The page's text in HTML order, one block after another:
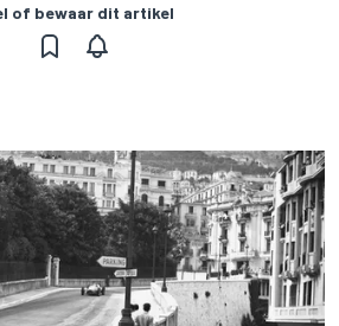
of bewaar dit artikel